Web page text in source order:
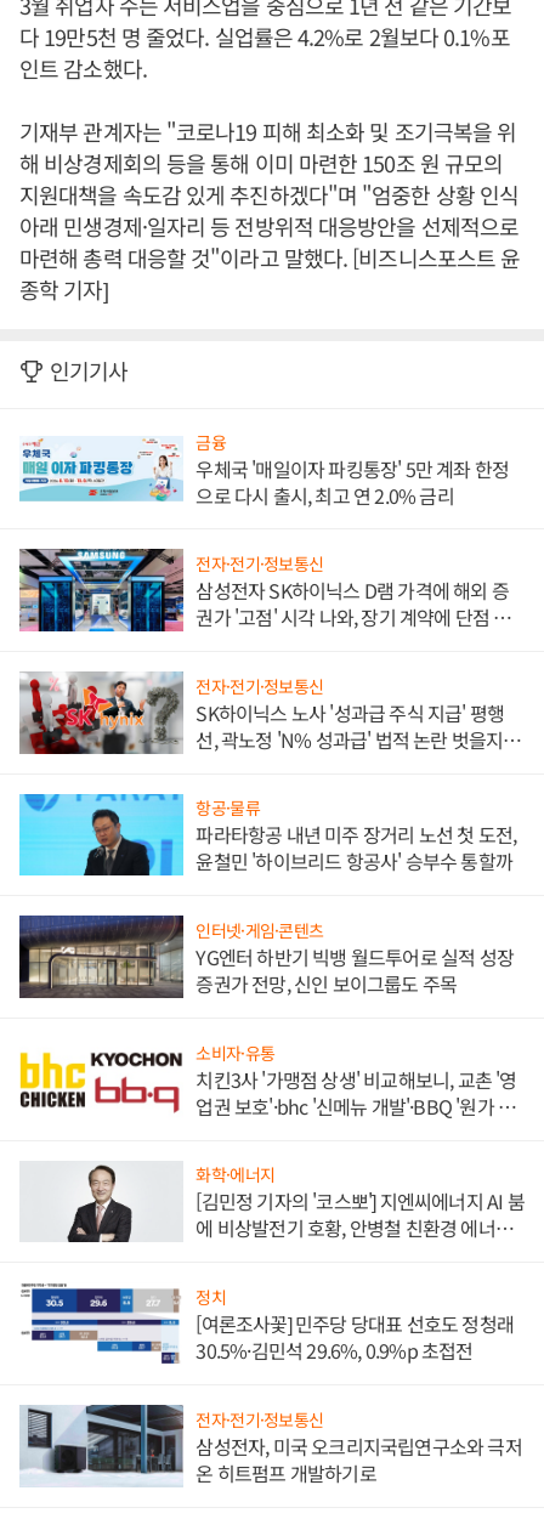
다 19만5천 명 줄었다. 실업률은 4.2%로 2월보다 0.1%포
인트 감소했다.
기재부 관계자는 "코로나19 피해 최소화 및 조기극복을 위
해 비상경제회의 등을 통해 이미 마련한 150조 원 규모의
지원대책을 속도감 있게 추진하겠다"며 "엄중한 상황 인식
아래 민생경제·일자리 등 전방위적 대응방안을 선제적으로
마련해 총력 대응할 것"이라고 말했다. [비즈니스포스트 윤
종학 기자]
인기기사
금융
우체국 '매일이자 파킹통장' 5만 계좌 한정
으로 다시 출시, 최고 연 2.0% 금리
전자·전기·정보통신
삼성전자 SK하이닉스 D램 가격에 해외 증
권가 '고점' 시각 나와, 장기 계약에 단점 부
전자·전기·정보통신
SK하이닉스 노사 '성과급 주식 지급' 평행
선, 곽노정 'N% 성과급' 법적 논란 벗을지 주
항공·물류
파라타항공 내년 미주 장거리 노선 첫 도전,
윤철민 '하이브리드 항공사' 승부수 통할까
인터넷·게임·콘텐츠
YG엔터 하반기 빅뱅 월드투어로 실적 성장
증권가 전망, 신인 보이그룹도 주목
소비자·유통
치킨3사 '가맹점 상생' 비교해보니, 교촌 '영
업권 보호'·bhc '신메뉴 개발'·BBQ '원가 부
화학·에너지
[김민정 기자의 '코스뽀'] 지엔씨에너지 AI 붐
에 비상발전기 호황, 안병철 친환경 에너지
정치
[여론조사꽃] 민주당 당대표 선호도 정청래
30.5%·김민석 29.6%, 0.9%p 초접전
전자·전기·정보통신
삼성전자, 미국 오크리지국립연구소와 극저
온 히트펌프 개발하기로